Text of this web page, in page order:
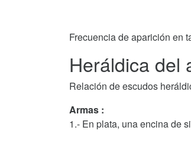
Frecuencia de aparición en
Heráldica del
Relación de escudos
Armas :
1.- En plata, una encina de